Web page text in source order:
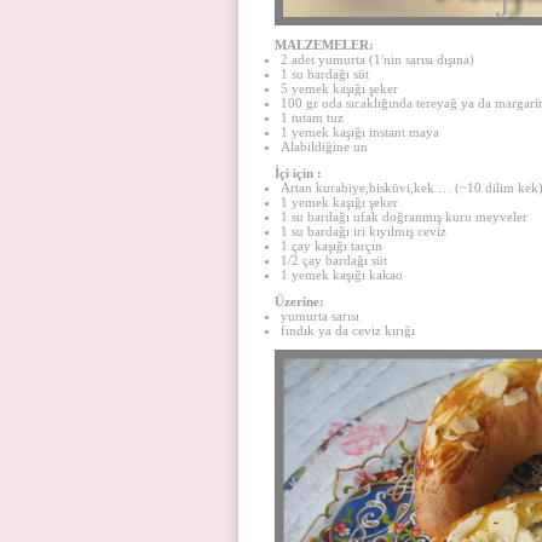
MALZEMELER:
2 adet yumurta (1′nin sarısı dışına)
1 su bardağı süt
5 yemek kaşığı şeker
100 gr oda sıcaklığında tereyağ ya da
1 tutam tuz
1 yemek kaşığı instant maya
Alabildiğine un
İçi için :
Artan kurabiye,bisküvi,kek … (~10 dilim kek)
1 yemek kaşığı şeker
1 su bardağı ufak doğranmış kuru meyveler
1 su bardağı iri kıyılmış ceviz
1 çay kaşığı tarçın
1/2 çay bardağı süt
1 yemek kaşığı kakao
Üzerine:
yumurta sarısı
fındık ya da ceviz kırığı